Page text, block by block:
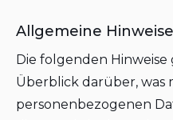
Allgemeine Hinweise
Die folgenden
Überblick darüber, was
personenbezogenen